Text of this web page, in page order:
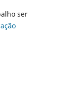
ser